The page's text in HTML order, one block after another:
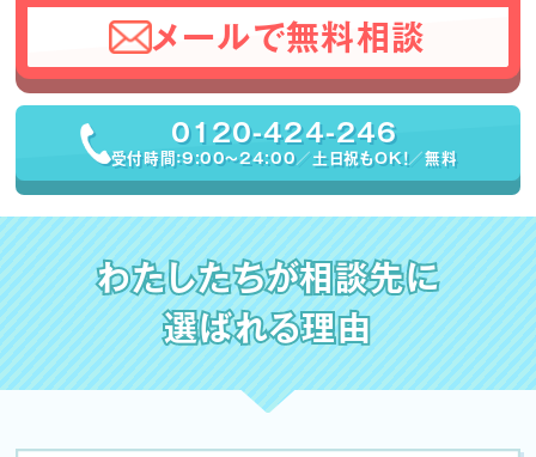
メールで無料相談
0120-424-246
受付時間：9:00〜24:00／土日祝もOK！／無料
わたしたちが相談先に
選ばれる理由